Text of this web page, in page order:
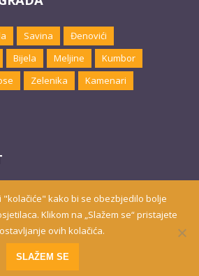
Savina
Đenovići
Bijela Meljine
Kumbor
Zelenika
Kamenari
| 2019 © Smještaj u Herceg Novom
developed byPRO ECO
"kolačiće" kako bi se obezbjedilo bolje
Klikom na „Slažem se“ pristajete
ovih kolačića.
SLAŽEM SE